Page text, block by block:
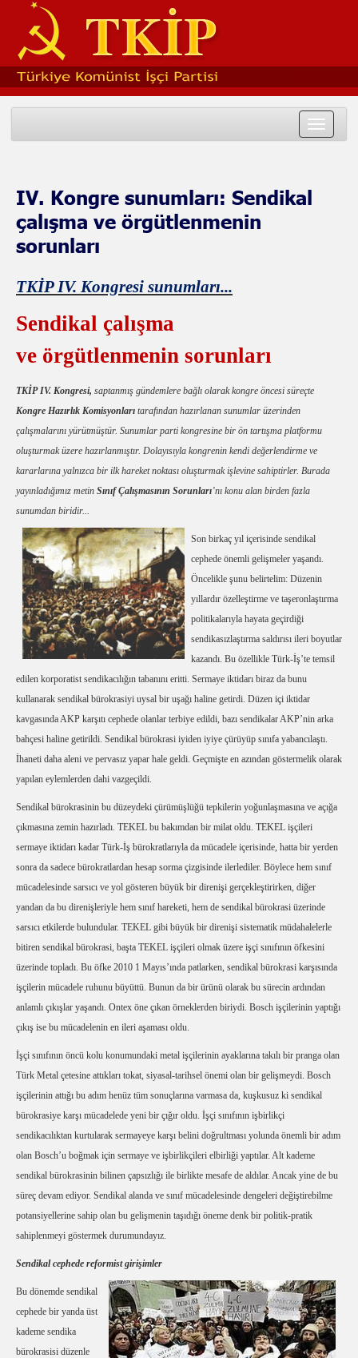
Toggle
IV. Kongre sunumları: Sendikal
çalışma ve örgütlenmenin
sorunları
TKİP IV. Kongresi sunumları...
Sendikal çalışma
ve örgütlenmenin sorunları
TKİP IV. Kongresi, saptanmış gündemlere bağlı olarak kongre öncesi süreçte
Kongre Hazırlık Komisyonları tarafından hazırlanan sunumlar üzerinden
çalışmalarını yürütmüştür. Sunumlar parti kongresine bir ön tartışma platformu
oluşturmak üzere hazırlanmıştır. Dolayısıyla kongrenin kendi değerlendirme ve
kararlarına yalnızca bir ilk hareket noktası oluşturmak işlevine sahiptirler. Burada
yayınladığımız metin Sınıf Çalışmasının Sorunları’nı konu alan birden fazla
sunumdan biridir...
Son birkaç yıl içerisinde sendikal
cephede önemli gelişmeler yaşandı.
Öncelikle şunu belirtelim: Düzenin
yıllardır özelleştirme ve taşeronlaştırma
politikalarıyla hayata geçirdiği
sendikasızlaştırma saldırısı ileri boyutlar
kazandı. Bu özellikle Türk-İş’te temsil
edilen korporatist sendikacılığın tabanını eritti. Sermaye iktidarı biraz da bunu
kullanarak sendikal bürokrasiyi uysal bir uşağı haline getirdi. Düzen içi iktidar
kavgasında AKP karşıtı cephede olanlar terbiye edildi, bazı sendikalar AKP’nin arka
bahçesi haline getirildi. Sendikal bürokrasi iyiden iyiye çürüyüp sınıfa yabancılaştı.
İhaneti daha aleni ve pervasız yapar hale geldi. Geçmişte en azından göstermelik olarak
yapılan eylemlerden dahi vazgeçildi.
Sendikal bürokrasinin bu düzeydeki çürümüşlüğü tepkilerin yoğunlaşmasına ve açığa
çıkmasına zemin hazırladı. TEKEL bu bakımdan bir milat oldu. TEKEL işçileri
sermaye iktidarı kadar Türk-İş bürokratlarıyla da mücadele içerisinde, hatta bir yerden
sonra da sadece bürokratlardan hesap sorma çizgisinde ilerlediler. Böylece hem sınıf
mücadelesinde sarsıcı ve yol gösteren büyük bir direnişi gerçekleştirirken, diğer
yandan da bu direnişleriyle hem sınıf hareketi, hem de sendikal bürokrasi üzerinde
sarsıcı etkilerde bulundular. TEKEL gibi büyük bir direnişi sistematik müdahalelerle
bitiren sendikal bürokrasi, başta TEKEL işçileri olmak üzere işçi sınıfının öfkesini
üzerinde topladı. Bu öfke 2010 1 Mayıs’ında patlarken, sendikal bürokrasi karşısında
işçilerin mücadele ruhunu büyüttü. Bunun da bir ürünü olarak bu sürecin ardından
anlamlı çıkışlar yaşandı. Ontex öne çıkan örneklerden biriydi. Bosch işçilerinin yaptığı
çıkış ise bu mücadelenin en ileri aşaması oldu.
İşçi sınıfının öncü kolu konumundaki metal işçilerinin ayaklarına takılı bir pranga olan
Türk Metal çetesine attıkları tokat, siyasal-tarihsel önemi olan bir gelişmeydi. Bosch
işçilerinin attığı bu adım henüz tüm sonuçlarına varmasa da, kuşkusuz ki sendikal
bürokrasiye karşı mücadelede yeni bir çığır oldu. İşçi sınıfının işbirlikçi
sendikacılıktan kurtularak sermayeye karşı belini doğrultması yolunda önemli bir adım
olan Bosch’u boğmak için sermaye ve işbirlikçileri elbirliği yaptılar. Alt kademe
sendikal bürokrasinin bilinen çapsızlığı ile birlikte mesafe de aldılar. Ancak yine de bu
süreç devam ediyor. Sendikal alanda ve sınıf mücadelesinde dengeleri değiştirebilme
potansiyellerine sahip olan bu gelişmenin taşıdığı öneme denk bir politik-pratik
sahiplenmeyi göstermek durumundayız.
Sendikal cephede reformist girişimler
Bu dönemde sendikal
cephede bir yanda üst
kademe sendika
bürokrasisi düzenle